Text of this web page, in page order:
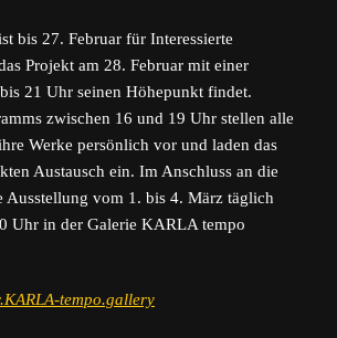
bis 27. Februar für Interessierte
Projekt am 28. Februar mit einer
21 Uhr seinen Höhepunkt findet.
zwischen 16 und 19 Uhr stellen alle
Werke persönlich vor und laden das
Austausch ein. Im Anschluss an die
Ausstellung vom 1. bis 4. März täglich
Uhr in der Galerie KARLA tempo
tempo.gallery